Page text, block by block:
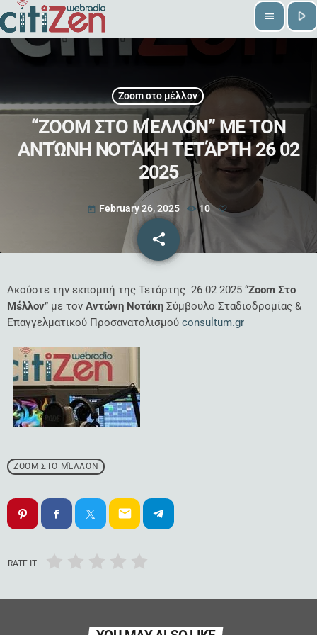
menu play_arrow
Zoom στο μέλλον
“ZOOM ΣΤΟ ΜΈΛΛΟΝ” ΜΕ ΤΟΝ
ΑΝΤΏΝΗ ΝΟΤΆΚΗ ΤΕΤΆΡΤΗ 26 02
2025
today February 26, 2025 10
share
email
Ακούστε την εκπομπή της Τετάρτης 26 02 2025 “Zoom Στο
Μέλλον” με τον Αντώνη Νοτάκη Σύμβουλο Σταδιοδρομίας &
Επαγγελματικού Προσανατολισμού consultum.gr
ZOOM ΣΤΟ ΜΈΛΛΟΝ
email
RATE IT